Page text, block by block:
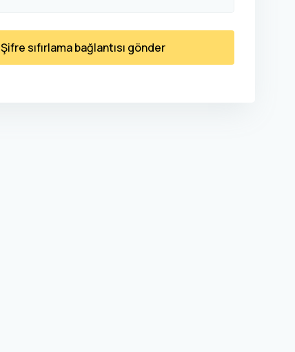
Şifre sıfırlama bağlantısı gönder